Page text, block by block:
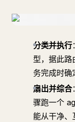
分类并执行
型，据此
务完成时确
扇出并综合
骤跑一个
能从干净